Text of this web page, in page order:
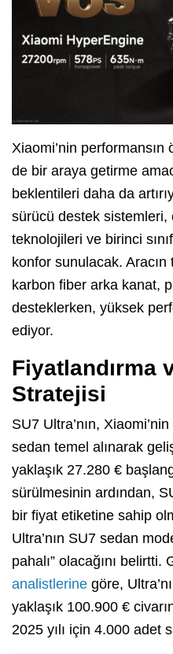
Xiaomi’nin
de bir araya getirme
beklentileri daha da
sürücü destek
teknolojileri ve birinci
konfor sunulacak. Aracın
karbon fiber arka kanat,
desteklerken, yüksek
ediyor.
Fiyatlandırma
Stratejisi
SU7 Ultra’nın,
sedan temel alınarak
yaklaşık 27.280 €
sürülmesinin ardından,
bir fiyat etiketine sahip
Ultra’nın SU7 sedan
pahalı” olacağını belirtti.
analistlerine göre,
yaklaşık 100.900 €
2025 yılı için 4.000 adet